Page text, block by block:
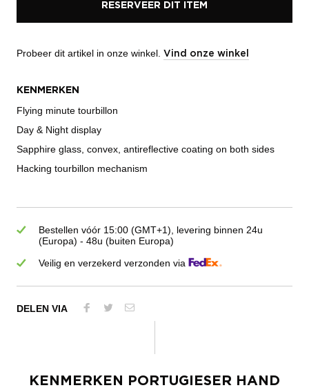
RESERVEER DIT ITEM
Probeer dit artikel in onze winkel. Vind onze winkel
KENMERKEN
Flying minute tourbillon
Day & Night display
Sapphire glass, convex, antireflective coating on both sides
Hacking tourbillon mechanism
Bestellen vóór 15:00 (GMT+1), levering binnen 24u
(Europa) - 48u (buiten Europa)
Veilig en verzekerd verzonden via
DELEN VIA
KENMERKEN
PORTUGIESER HAND